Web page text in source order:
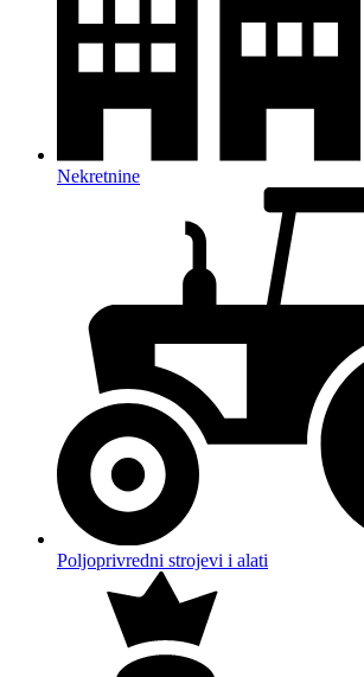
Nekretnine
Poljoprivredni strojevi i alati